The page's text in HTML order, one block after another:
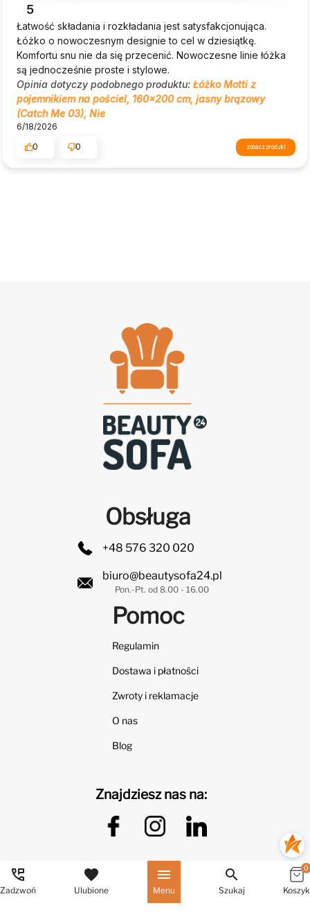
5
Łatwość składania i rozkładania jest satysfakcjonująca.
Łóżko o nowoczesnym designie to cel w dziesiątkę.
Komfortu snu nie da się przecenić. Nowoczesne linie łóżka
są jednocześnie proste i stylowe.
Opinia dotyczy podobnego produktu: Łóżko Motti z
pojemnikiem na pościel, 160x200 cm, jasny brązowy
(Catch Me 03), Nie
6/18/2026
0
0 zobacz produkt
perm_phone_msg
Zadzwoń
favorite
Ulubione
menu
Menu
search
Szukaj
0
Koszyk
Obsługa
+48 576 320 020
biuro@beautysofa24.pl
Pon.-Pt. od 8.00 - 16.00
Pomoc
Regulamin
Dostawa i płatności
Zwroty i reklamacje
O nas
Blog
Znajdziesz nas na: